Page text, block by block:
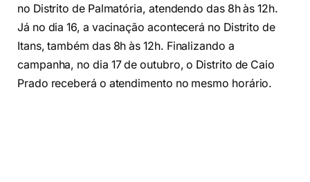
no Distrito de Palmatória, atendendo das 8h às 12h.
Já no dia 16, a vacinação acontecerá no Distrito de
Itans, também das 8h às 12h. Finalizando a
campanha, no dia 17 de outubro, o Distrito de Caio
Prado receberá o atendimento no mesmo horário.